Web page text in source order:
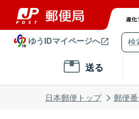
ゆうIDマイページへ
送る
日本郵便トップ 郵便